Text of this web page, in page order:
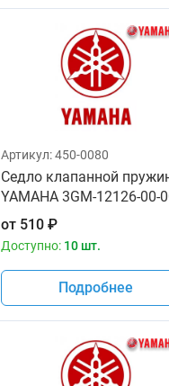
Артикул:450-0080
Седло клапанной
YAMAHA 3GM-12126-00-
от 510₽
Доступно: 10 шт.
Подробнее